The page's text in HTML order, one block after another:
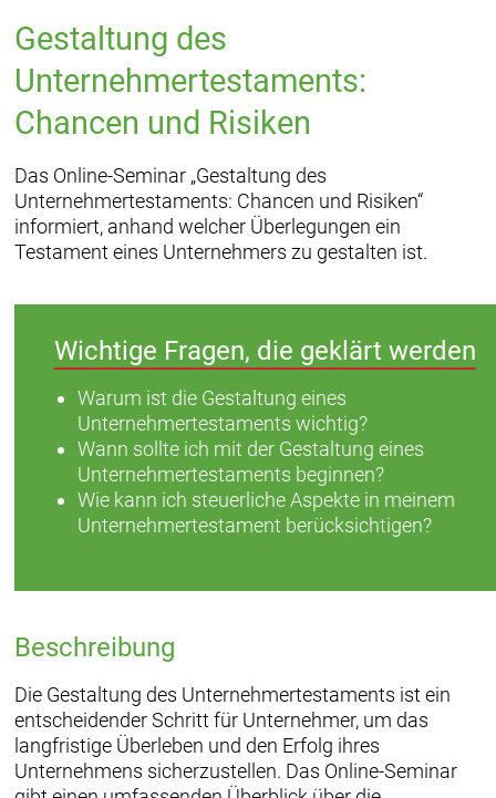
Gestaltung des
Unternehmertestaments:
Chancen und Risiken
Das Online-Seminar „Gestaltung des
Unternehmertestaments: Chancen und Risiken“
informiert, anhand welcher Überlegungen ein
Testament eines Unternehmers zu gestalten ist.
Wichtige Fragen, die geklärt werden
Warum ist die Gestaltung eines
Unternehmertestaments wichtig?
Wann sollte ich mit der Gestaltung eines
Unternehmertestaments beginnen?
Wie kann ich steuerliche Aspekte in meinem
Unternehmertestament berücksichtigen?
Beschreibung
Die Gestaltung des Unternehmertestaments ist ein
entscheidender Schritt für Unternehmer, um das
langfristige Überleben und den Erfolg ihres
Unternehmens sicherzustellen. Das Online-Seminar